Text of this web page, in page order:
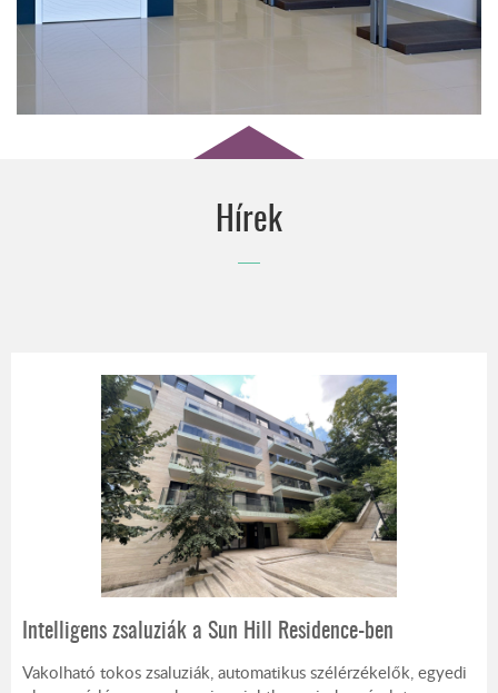
EGYEDI ÁRNYÉKOLÁSTECHNIKAI TERMÉKEK
EGYENESEN AUSZTRIÁBÓL
Hírek
Intelligens zsaluziák a Sun Hill Residence-ben
Vakolható tokos zsaluziák, automatikus szélérzékelők, egyedi